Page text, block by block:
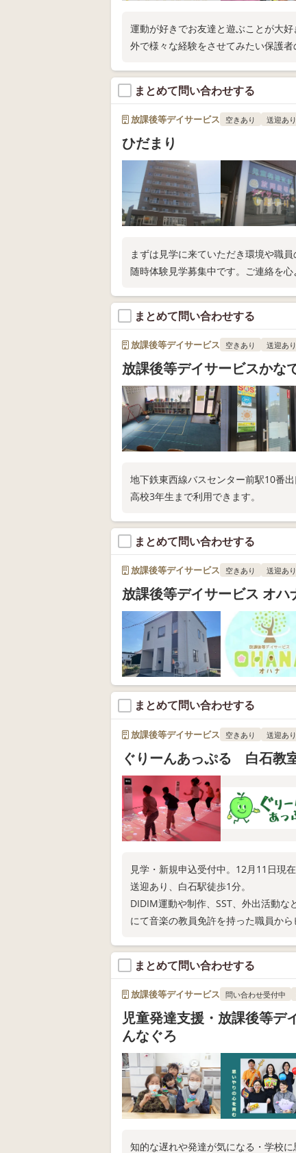
運動が好きでお友達と遊ぶことが大好
外で様々な経験をさせてみたい保護者
まとめて問い合わせする
放課後等デイサービス 空きあり 送迎あり
ひだまり
まずは見学に来ていただき環境や職
随時体験見学募集中です。ご連絡を心
まとめて問い合わせする
放課後等デイサービス 空きあり 送迎あり
放課後等デイサービスかな
地下鉄東西線バスセンター前駅10番
高校3年生まで利用できます。
まとめて問い合わせする
放課後等デイサービス 空きあり 送迎あり
放課後等デイサービス オハ
まとめて問い合わせする
放課後等デイサービス 空きあり 送迎あり
ぐりーんあっぷる 白石教
見学・新規申込受付中。12月11日現
送迎あり、白石駅徒歩1分。
DIDIM運動や制作、SST、外出活動
にて音楽の教員免許を持った職員か
まとめて問い合わせする
放課後等デイサービス 問い合わせ受付中
児童発達支援・放課後等
んなぐろ
知的な遅れや発達が気になる・学校